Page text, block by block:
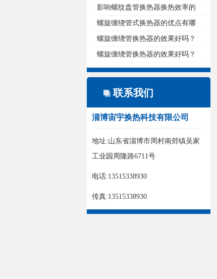
热...
影响螺纹盘管换热器换热效率的
原...
螺旋缠绕管式换热器的优点有哪
些...
螺旋缠绕管换热器的效果好吗？
螺旋缠绕管换热器的效果好吗？
联系我们
淄博宙宇换热科技有限公司
地址:山东省淄博市周村南郊镇吴家
工业园周隆路6711号
电话:13515338930
传真:13515338930